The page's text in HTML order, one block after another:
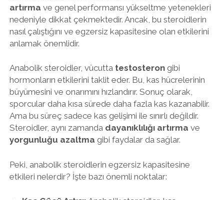
artırma ve genel performansı yükseltme yetenekleri
nedeniyle dikkat çekmektedir. Ancak, bu steroidlerin
nasıl çalıştığını ve egzersiz kapasitesine olan etkilerini
anlamak önemlidir.
Anabolik steroidler, vücutta testosterongibi
hormonların etkilerini taklit eder. Bu, kas hücrelerinin
büyümesini ve onarımını hızlandırır. Sonuç olarak,
sporcular daha kısa sürede daha fazla kas kazanabilir.
Ama bu süreç sadece kas gelişimi ile sınırlı değildir.
Steroidler, aynı zamanda dayanıklılığı artırma ve
yorgunluğu azaltma gibi faydalar da sağlar.
Peki, anabolik steroidlerin egzersiz kapasitesine
etkileri nelerdir? İşte bazı önemli noktalar: